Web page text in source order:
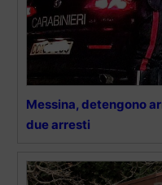
Messina, detengono
due arresti